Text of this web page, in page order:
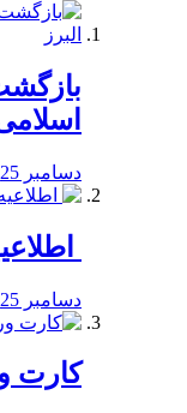
دسامبر 25, 2019
دسامبر 25, 2019
کارت